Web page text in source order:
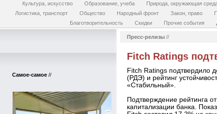
Культура, искусство
Образование, учеба
Природа, окружающая
Логистика, транспорт
Общество Народный фронт Закон, право
Благотворительность
Скидки Прочие события
Самое-самое //
Пресс-релизы //
Fitch Ratings
Fitch Ratings подтвердило
(РДЭ) и рейтинг
«Стабильный».
Подтверждение рейтинга
капитализации банка.